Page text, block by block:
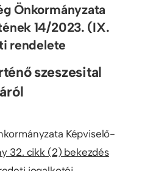
Önkormányzata
14/2023. (IX.
rendelete
szeszesital
Képviselő-
32. cikk (2) bekezdés